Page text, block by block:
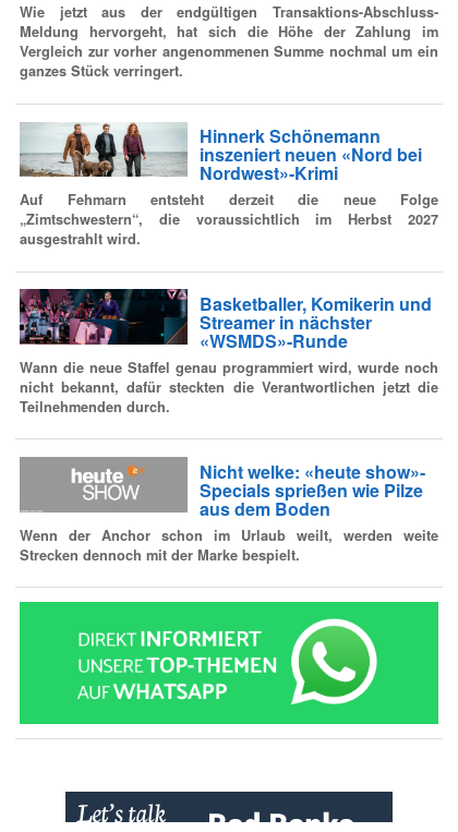
Wie jetzt aus der endgültigen Transaktions-Abschluss-
Meldung hervorgeht, hat sich die Höhe der Zahlung im
Vergleich zur vorher angenommenen Summe nochmal um ein
ganzes Stück verringert.
Hinnerk Schönemann
inszeniert neuen «Nord bei
Nordwest»-Krimi
Auf Fehmarn entsteht derzeit die neue Folge
„Zimtschwestern“, die voraussichtlich im Herbst 2027
ausgestrahlt wird.
Basketballer, Komikerin und
Streamer in nächster
«WSMDS»-Runde
Wann die neue Staffel genau programmiert wird, wurde noch
nicht bekannt, dafür steckten die Verantwortlichen jetzt die
Teilnehmenden durch.
Nicht welke: «heute show»-
Specials sprießen wie Pilze
aus dem Boden
Wenn der Anchor schon im Urlaub weilt, werden weite
Strecken dennoch mit der Marke bespielt.